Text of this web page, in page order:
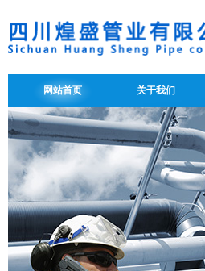
网站首页 关于我们